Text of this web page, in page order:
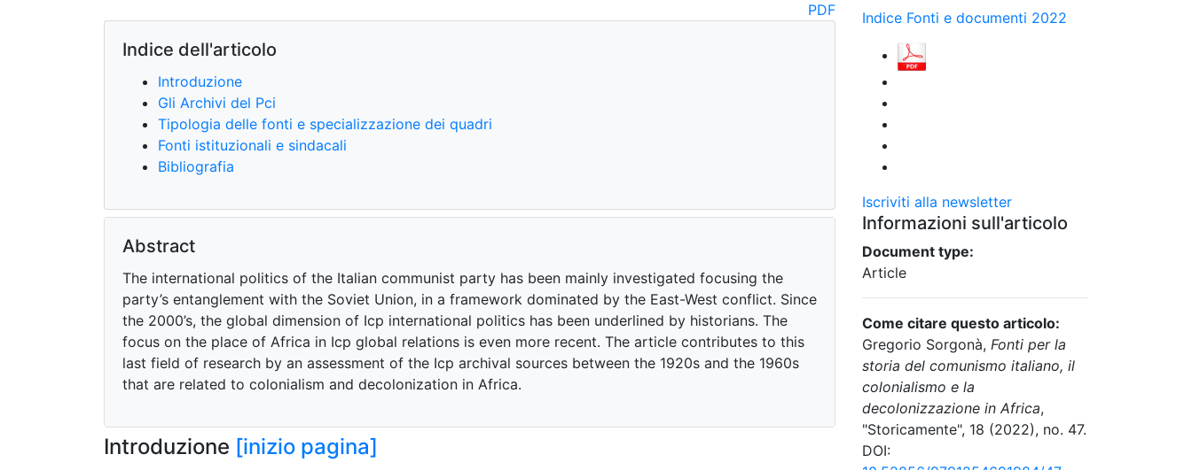
PDF
Indice dell'articolo
Introduzione
Gli Archivi del Pci
Tipologia delle fonti e specializzazione dei quadri
Fonti istituzionali e sindacali
Bibliografia
Abstract
The international politics of the Italian communist party has been mainly investigated focusing the
party’s entanglement with the Soviet Union, in a framework dominated by the East-West conflict. Since
the 2000’s, the global dimension of Icp international politics has been underlined by historians. The
focus on the place of Africa in Icp global relations is even more recent. The article contributes to this
last field of research by an assessment of the Icp archival sources between the 1920s and the 1960s
that are related to colonialism and decolonization in Africa.
Introduzione [inizio pagina]
Indice Fonti e documenti 2022
Iscriviti alla newsletter
Informazioni sull'articolo
Document type:
Article
Come citare questo articolo:
Gregorio Sorgonà, Fonti per la
storia del comunismo italiano, il
colonialismo e la
decolonizzazione in Africa,
"Storicamente", 18 (2022), no. 47.
DOI: